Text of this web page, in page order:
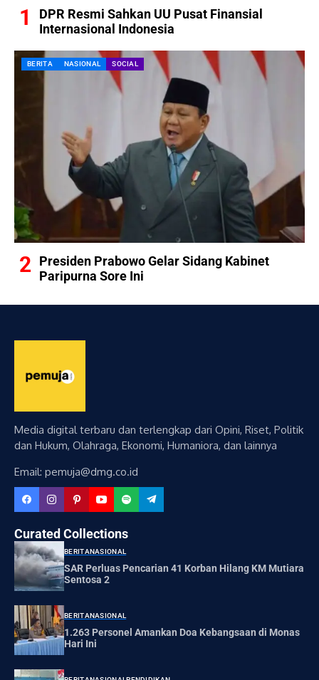
DPR Resmi Sahkan UU Pusat Finansial
Internasional Indonesia
BERITA NASIONAL SOCIAL
Presiden Prabowo Gelar Sidang Kabinet
Paripurna Sore Ini
Media digital terbaru dan terlengkap dari Opini, Riset, Politik
dan Hukum, Olahraga, Ekonomi, Humaniora, dan lainnya
Email: pemuja@dmg.co.id
Curated Collections
BERITANASIONAL
SAR Perluas Pencarian 41 Korban Hilang KM Mutiara
Sentosa 2
BERITANASIONAL
1.263 Personel Amankan Doa Kebangsaan di Monas
Hari Ini